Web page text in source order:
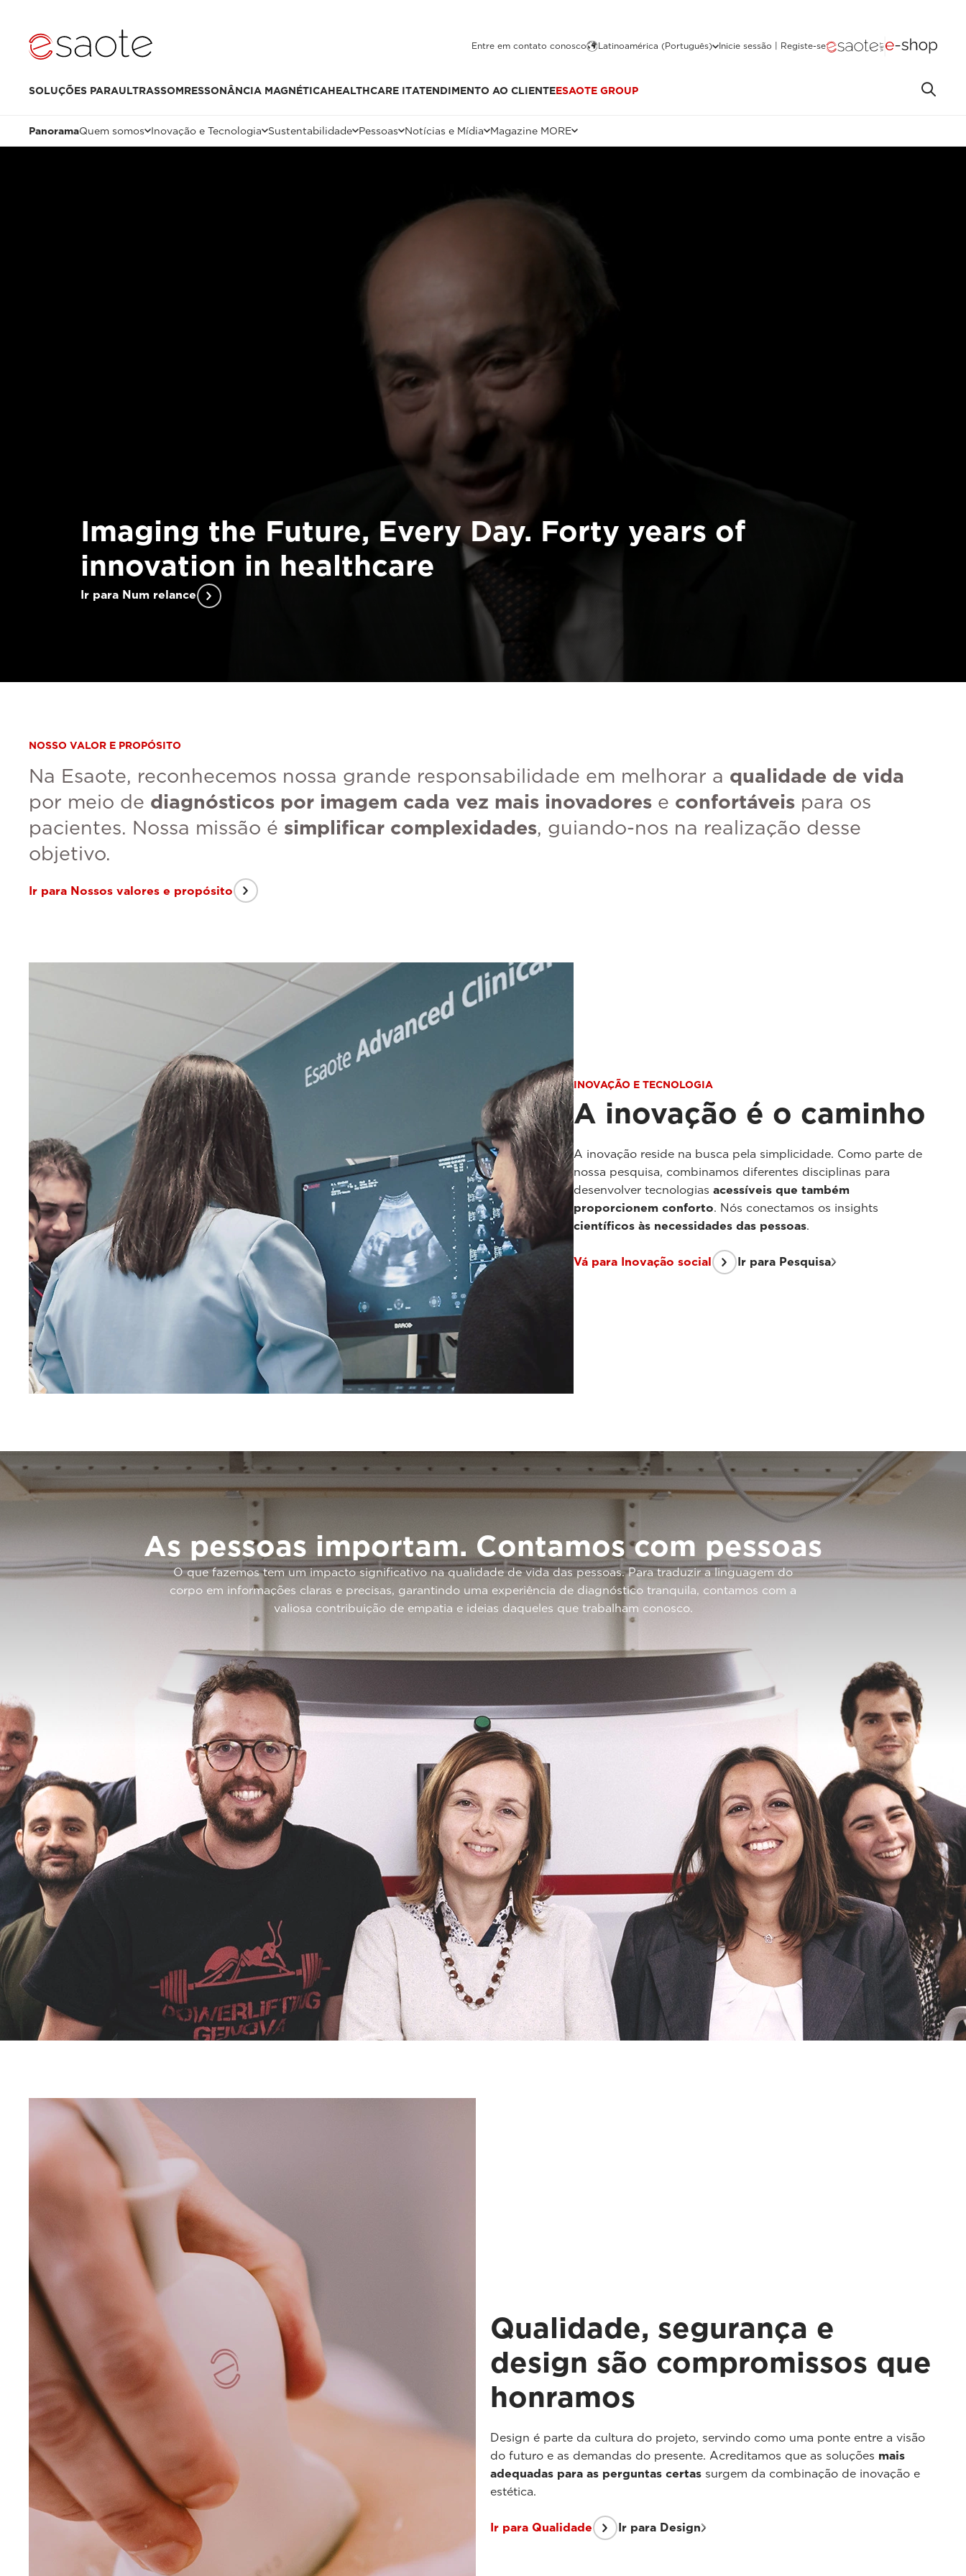
Entre em contato conosco Latinoamérica (Português) Inicie sessão | Registe-se
SOLUÇÕES PARAULTRASSOMRESSONÂNCIA MAGNÉTICAHEALTHCARE ITATENDIMENTO AO CLIENTEESAOTE GROUP
PanoramaQuem somos Inovação e Tecnologia Sustentabilidade Pessoas Notícias e Mídia Magazine MORE
Imaging the Future, Every Day. Forty years of
innovation in healthcare
Ir para Num relance
NOSSO VALOR E PROPÓSITO
Na Esaote, reconhecemos nossa grande responsabilidade em melhorar a qualidade de vida
por meio de diagnósticos por imagem cada vez mais inovadores e confortáveis para os
pacientes. Nossa missão é simplificar complexidades, guiando-nos na realização desse
objetivo.
Ir para Nossos valores e propósito
INOVAÇÃO E TECNOLOGIA
A inovação é o caminho
A inovação reside na busca pela simplicidade. Como parte de
nossa pesquisa, combinamos diferentes disciplinas para
desenvolver tecnologiasacessíveis que também
proporcionem conforto. Nós conectamos os insights
científicos às necessidades das pessoas.
Vá para Inovação social Ir para Pesquisa
As pessoas importam. Contamos com pessoas
O que fazemos tem um impacto significativo na qualidade de vida das pessoas. Para traduzir a linguagem do
corpo em informações claras e precisas, garantindo uma experiência de diagnóstico tranquila, contamos com a
valiosa contribuição de empatia e ideias daqueles que trabalham conosco.
Qualidade, segurança e
design são compromissos que
honramos
Design é parte da cultura do projeto, servindo como uma ponte entre a visão
do futuro e as demandas do presente. Acreditamos que as soluções mais
adequadas para as perguntas certas surgem da combinação de inovação e
estética.
Ir para Qualidade Ir para Design